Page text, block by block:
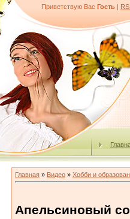
Приветствую Вас Гость |
Главная » Видео » Хобби и
Апельсиновый